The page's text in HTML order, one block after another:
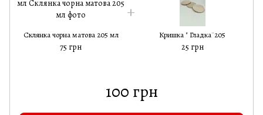
Склянка чорна матова 205 мл
75 грн
Кришка " Гладка¨205
25 грн
100 грн